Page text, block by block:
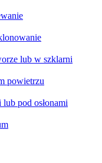
lub w szklarni
pod osłonami